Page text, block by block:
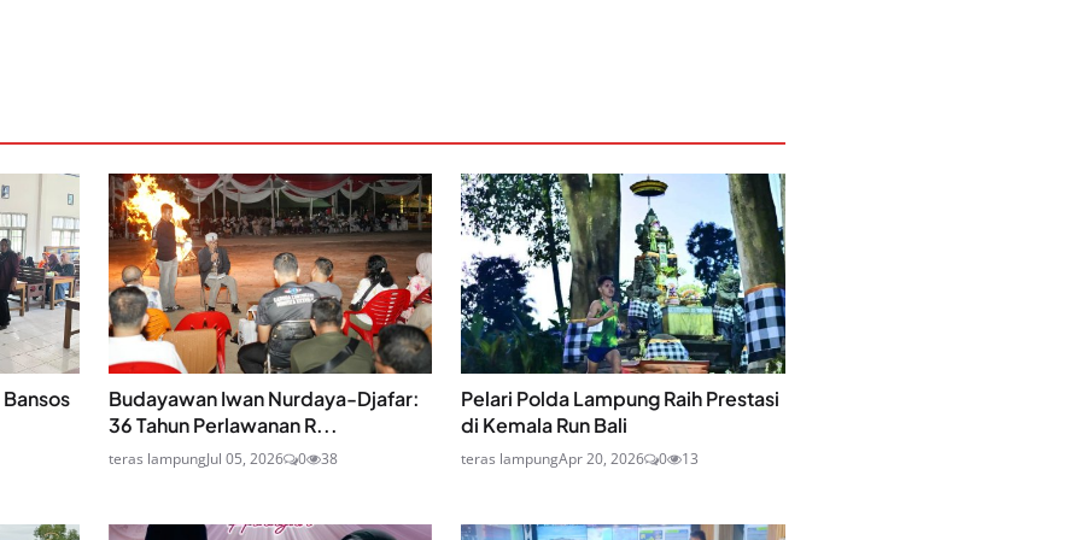
Budayawan Iwan Nurdaya-Djafar:
36 Tahun Perlawanan R...
teras lampungJul 05, 2026 0 38
Pelari Polda Lampung Raih Prestasi
di Kemala Run Bali
teras lampungApr 20, 2026 0 13